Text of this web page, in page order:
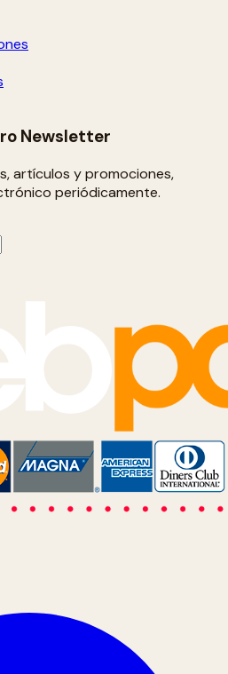
Newsletter
artículos y promociones,
periódicamente.